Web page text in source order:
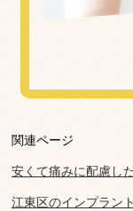
関連ページ
安くて痛みに配慮し
江東区のインプラン